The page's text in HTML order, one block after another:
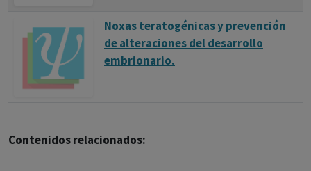
Noxas teratogénicas y prevención
de alteraciones del desarrollo
embrionario.
Contenidos relacionados: